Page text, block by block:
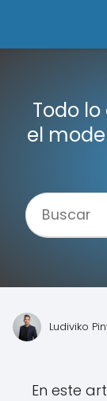
Todo
el
Ludiviko
En este